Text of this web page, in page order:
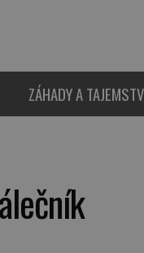
ZÁHADY A